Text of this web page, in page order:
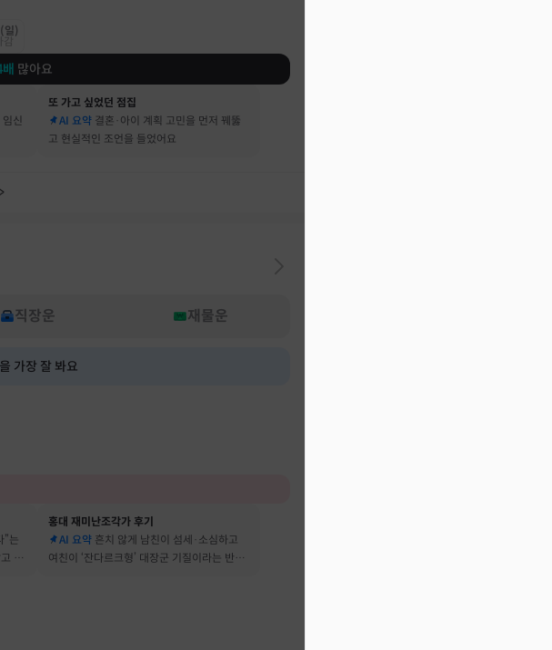
일)
배 많아요
신
또 가고 싶었던 점집
AI 요약 결혼·아이 계획 고민을 먼저 꿰뚫
고 현실적인 조언을 들었어요
직장운 재물운
가장 잘 봐요
”는
지
홍대 재미난조각가 후기
AI 요약 흔치 않게 남친이 섬세·소심하고
여친이 ‘잔다르크형’ 대장군 기질이라는 반전